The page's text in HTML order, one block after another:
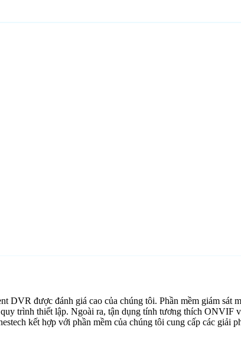
DVR được đánh giá cao của chúng tôi. Phần mềm giám sát
trình thiết lập. Ngoài ra, tận dụng tính tương thích ONVIF
kết hợp với phần mềm của chúng tôi cung cấp các giải